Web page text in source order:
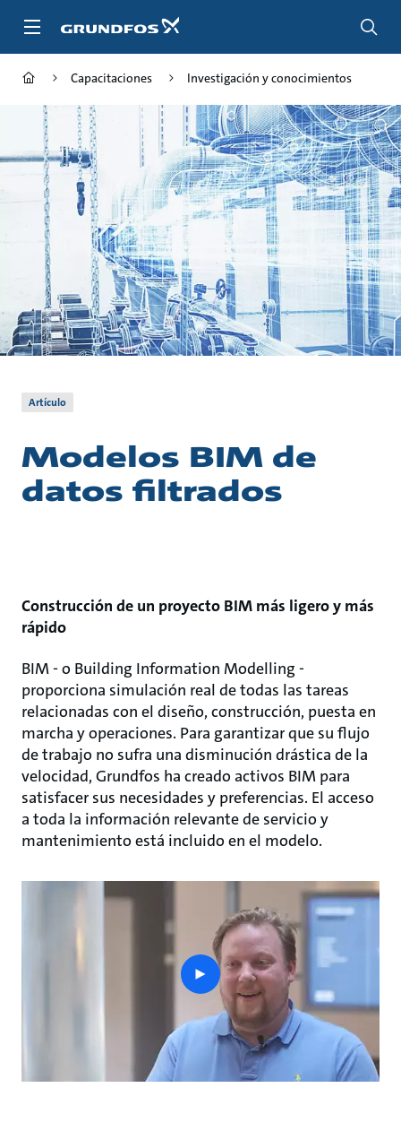
Capacitaciones Investigación y conocimientos
Artículo
Modelos BIM de
datos filtrados
Construcción de un proyecto BIM más ligero y más
rápido
BIM - o Building Information Modelling -
proporciona simulación real de todas las tareas
relacionadas con el diseño, construcción, puesta en
marcha y operaciones. Para garantizar que su flujo
de trabajo no sufra una disminución drástica de la
velocidad, Grundfos ha creado activos BIM para
satisfacer sus necesidades y preferencias. El acceso
a toda la información relevante de servicio y
mantenimiento está incluido en el modelo.
play
button